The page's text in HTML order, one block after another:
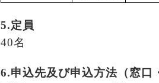
5.定員
40名
6.申込先及び申込方法（窓口